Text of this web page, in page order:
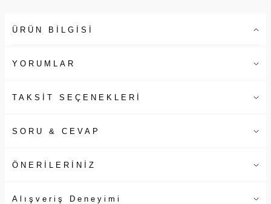
ÜRÜN BİLGİSİ
YORUMLAR
TAKSİT SEÇENEKLERİ
SORU & CEVAP
ÖNERİLERİNİZ
Alışveriş Deneyimi